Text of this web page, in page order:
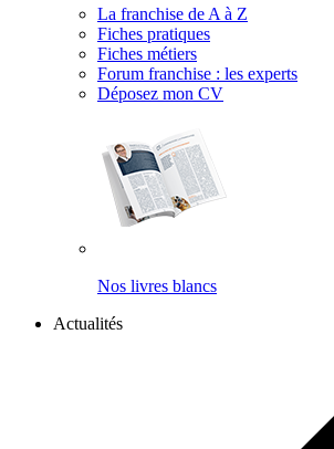
La franchise de A à Z
Fiches pratiques
Fiches métiers
Forum franchise : les experts
Déposez mon CV
Nos livres blancs
Actualités